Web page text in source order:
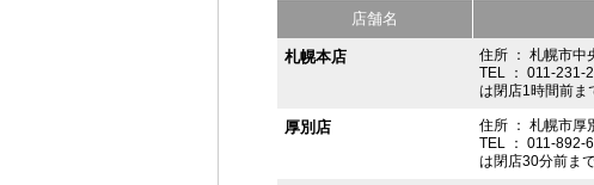
店舗名
札幌本店
住所 ： 札幌市中
TEL ： 011-231-
は閉店1時間前ま
厚別店
住所 ： 札幌市厚
TEL ： 011-892-
は閉店30分前ま